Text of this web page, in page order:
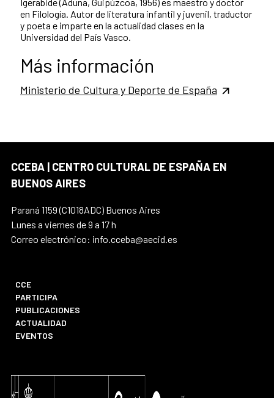
en Filología. Autor de literatura infantil y juvenil, traductor
y poeta e imparte en la actualidad clases en la
Universidad del País Vasco.
Más información
Ministerio de Cultura y Deporte de España
CCEBA | CENTRO CULTURAL DE ESPAÑA EN
BUENOS AIRES
Paraná 1159 (C1018ADC) Buenos Aires
Lunes a viernes de 9 a 17 h
Correo electrónico: info.cceba@aecid.es
CCE
PARTICIPA
PUBLICACIONES
ACTUALIDAD
EVENTOS